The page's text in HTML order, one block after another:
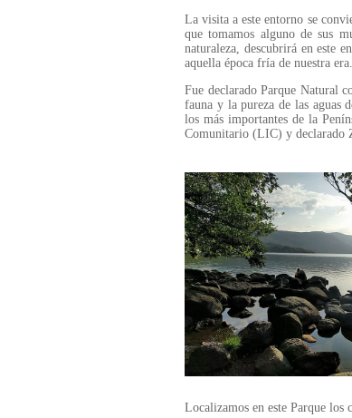
La visita a este entorno se
que tomamos alguno de sus
naturaleza, descubrirá en este
aquella época fría de nuestra era.
Fue declarado Parque Natural
fauna y la pureza de las aguas
los más importantes de la
Comunitario (LIC) y declarado
Localizamos en este Parque los